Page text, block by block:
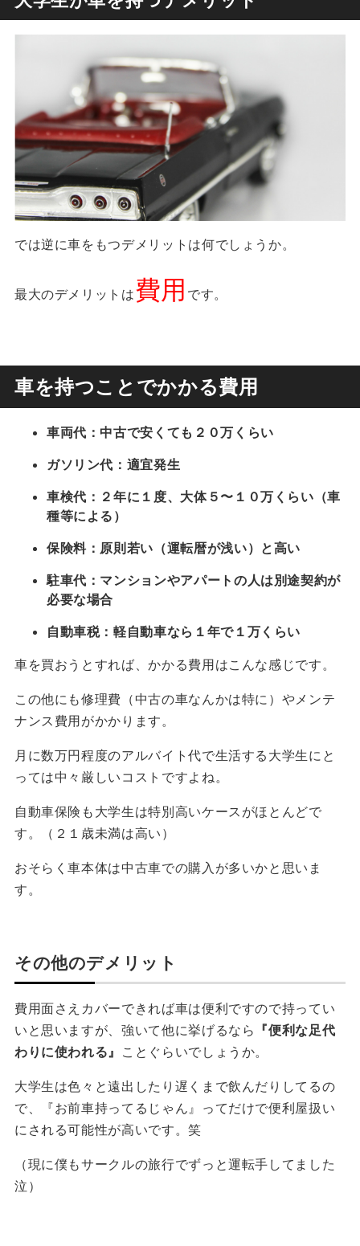
では逆に車をもつデメリットは何でしょうか。
最大のデメリットは費用 です。
車を持つことでかかる費用
車両代：中古で安くても２０万くらい
ガソリン代：適宜発生
車検代：２年に１度、大体５〜１０万くらい（車
種等による）
保険料：原則若い（運転暦が浅い）と高い
駐車代：マンションやアパートの人は別途契約が
必要な場合
自動車税：軽自動車なら１年で１万くらい
車を買おうとすれば、かかる費用はこんな感じです。
この他にも修理費（中古の車なんかは特に）やメンテ
ナンス費用がかかります。
月に数万円程度のアルバイト代で生活する大学生にと
っては中々厳しいコストですよね。
自動車保険も大学生は特別高いケースがほとんどで
す。（２１歳未満は高い）
おそらく車本体は中古車での購入が多いかと思いま
す。
その他のデメリット
費用面さえカバーできれば車は便利ですので持ってい
いと思いますが、強いて他に挙げるなら 『便利な足代
わりに使われる』 ことぐらいでしょうか。
大学生は色々と遠出したり遅くまで飲んだりしてるの
で、『お前車持ってるじゃん』ってだけで便利屋扱い
にされる可能性が高いです。笑
（現に僕もサークルの旅行でずっと運転手してました
泣）